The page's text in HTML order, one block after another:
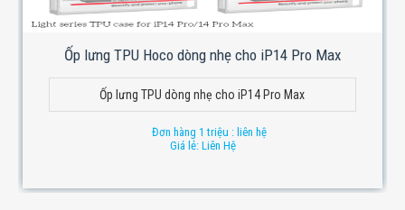
Ốp lưng TPU Hoco dòng nhẹ cho iP14 Pro Max
Ốp lưng TPU dòng nhẹ cho iP14 Pro Max
Đơn hàng 1 triệu : liên hệ
Giá lẻ: Liên Hệ